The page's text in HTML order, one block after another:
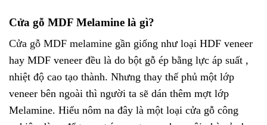
Cửa gỗ MDF Melamine là gì?
Cửa gỗ MDF melamine gần giống như loại HDF veneer
hay MDF veneer đều là do bột gỗ ép bằng lực áp suất ,
nhiệt độ cao tạo thành. Nhưng thay thế phủ một lớp
veneer bên ngoài thì người ta sẽ dán thêm mợt lớp
Melamine. Hiểu nôm na đây là một loại cửa gỗ công